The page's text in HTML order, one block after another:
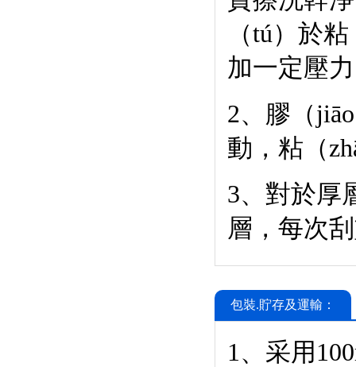
（tú）於
加一定壓
2、膠（
動，粘（
3、對於厚
層，每次
包裝.貯存及運輸：
1、采用